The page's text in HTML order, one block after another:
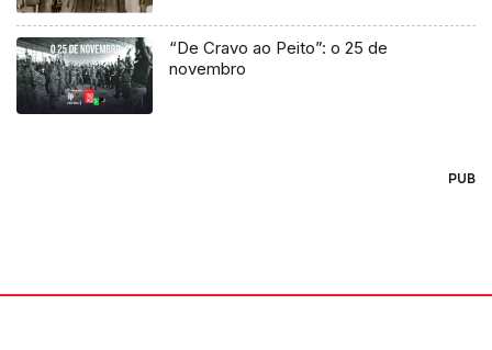
“De Cravo ao Peito”: o 25 de
novembro
PUB